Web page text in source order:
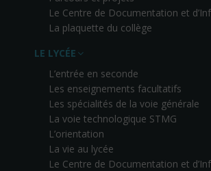
Le Centre de Documentation et
La plaquette du collège
LE LYCÉE
L’entrée en seconde
Les enseignements facultatifs
Les spécialités de la voie générale
La voie technologique STMG
L’orientation
La vie au lycée
Le Centre de Documentation et